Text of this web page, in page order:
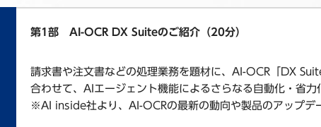
第1部 AI-OCR DX Suiteのご紹介（20分）
請求書や注文書などの処理業務を題材に、AI-OCR「DX
合わせて、AIエージェント機能によるさらなる自動化・省力
※AI inside社より、AI-OCRの最新の動向や製品のアップデ